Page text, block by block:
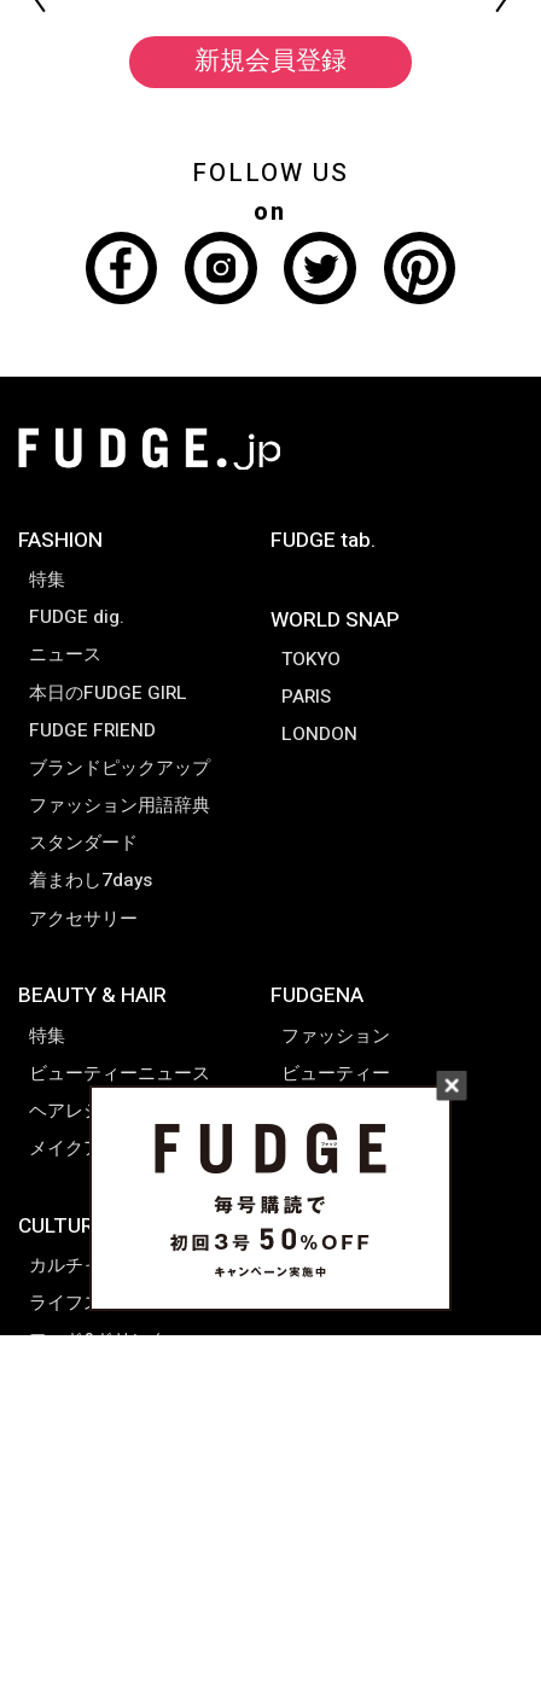
新規会員登録
FOLLOW US
on
FASHION
特集
FUDGE dig.
ニュース
本日のFUDGE GIRL
FUDGE FRIEND
ブランドピックアップ
ファッション用語辞典
スタンダード
着まわし7days
アクセサリー
FUDGE tab.
WORLD SNAP
TOKYO
PARIS
LONDON
BEAUTY & HAIR
特集
ビューティーニュース
ヘアレシピ ストーリーズ
メイクアップティップス
CULTURE & LIFE
カルチャー
ライフスタイル
フード&ドリンク
FUDGENA
ファッション
ビューティー
ライフスタイル